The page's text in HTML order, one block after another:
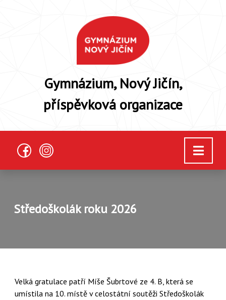
Gymnázium, Nový Jičín,
příspěvková organizace
Středoškolák roku 2026
Velká gratulace patří Míše Šubrtové ze 4. B, která se
umístila na 10. místě v celostátní soutěži Středoškolák